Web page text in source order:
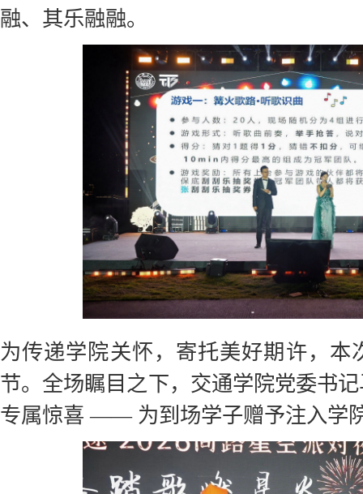
融、其乐融融。
为传递学院关怀，寄托美好期许，本
节。全场瞩目之下，交通学院党委书
专属惊喜 —— 为到场学子赠予注入学